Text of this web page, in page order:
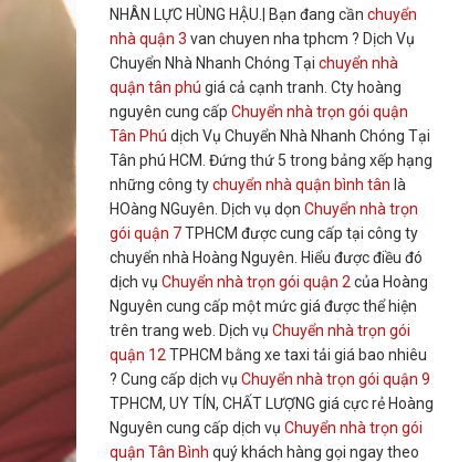
NHÂN LỰC HÙNG HẬU.| Bạn đang cầnchuyển
nhà quận 3 van chuyen nha tphcm ? Dịch Vụ
Chuyển Nhà Nhanh Chóng Tạichuyển nhà
quận tân phú giá cả cạnh tranh. Cty hoàng
nguyên cung cấpChuyển nhà trọn gói quận
Tân Phú dịch Vụ Chuyển Nhà Nhanh Chóng Tại
Tân phú HCM. Đứng thứ 5 trong bảng xếp hạng
những công tychuyển nhà quận bình tân là
HOàng NGuyên. Dịch vụ dọnChuyển nhà trọn
gói quận 7TPHCM được cung cấp tại công ty
chuyển nhà Hoàng Nguyên. Hiểu được điều đó
dịch vụChuyển nhà trọn gói quận 2 của Hoàng
Nguyên cung cấp một mức giá được thể hiện
trên trang web. Dịch vụChuyển nhà trọn gói
quận 12 TPHCM bằng xe taxi tải giá bao nhiêu
? Cung cấp dịch vụChuyển nhà trọn gói quận 9
TPHCM, UY TÍN, CHẤT LƯỢNG giá cực rẻ Hoàng
Nguyên cung cấp dịch vụChuyển nhà trọn gói
quận Tân Bình quý khách hàng gọi ngay theo